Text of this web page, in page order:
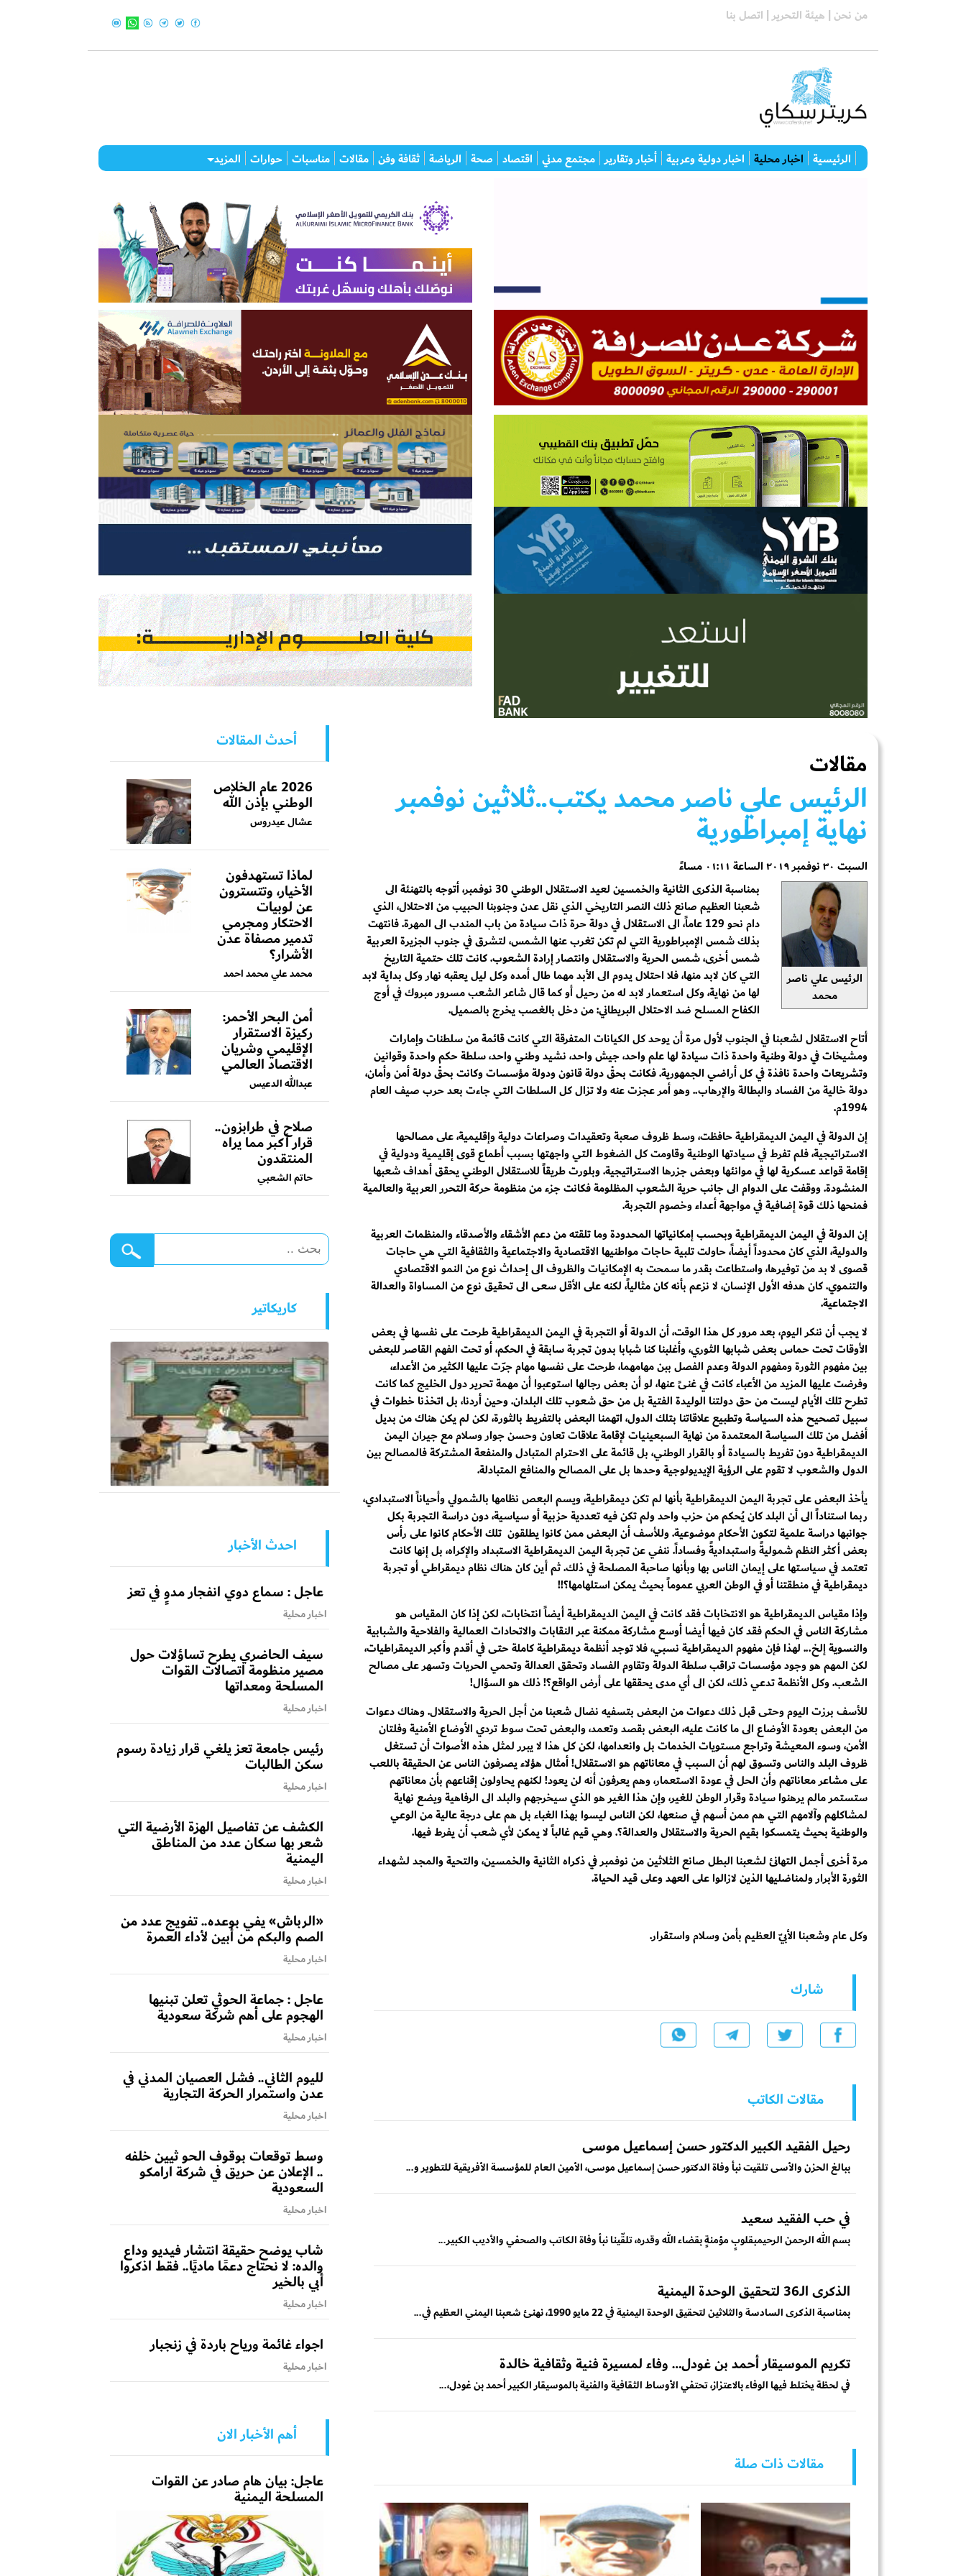
من نحن | هيئة التحرير | اتصل بنا
الرئيسية اخبار محلية اخبار دولية وعربية أخبار وتقارير مجتمع مدني اقتصاد صحة الرياضة ثقافة وفن مقالات مناسبات حوارات المزيد
مقالات
الرئيس علي ناصر محمد يكتب..ثلاثين نوفمبر
نهاية إمبراطورية
السبت ٣٠ نوفمبر ٢٠١٩ الساعة ٠١:١١ مساءً
الرئيس علي ناصر
محمد
بمناسبة الذكرى الثانية والخمسين لعيد الاستقلال الوطني 30 نوفمبر، أتوجه بالتهنئة الى
شعبنا العظيم صانع ذلك النصر التاريخي الذي نقل عدن وجنوبنا الحبيب من الاحتلال، الذي
دام نحو 129 عاماً، الى الاستقلال في دولة حرة ذات سيادة من باب المندب الى المهرة. فانتهت
بذلك شمس الإمبراطورية التي لم تكن تغرب عنها الشمس، لتشرق في جنوب الجزيرة العربية
شمس أخرى، شمس الحرية والاستقلال وانتصار إرادة الشعوب. كانت تلك حتمية التاريخ
التي كان لابد منها، فلا احتلال يدوم الى الأبد مهما طال أمده وكل ليل يعقبه نهار وكل بداية لابد
لها من نهاية، وكل استعمار لابد له من رحيل أو كما قال شاعر الشعب مسرور مبروك في أوج
الكفاح المسلح ضد الاحتلال البريطاني: من دخل بالغصب يخرج بالصميل.
أتاح الاستقلال لشعبنا في الجنوب لأول مرة أن يوحد كل الكيانات المتفرقة التي كانت قائمة من سلطنات وإمارات
ومشيخات في دولة وطنية واحدة ذات سيادة لها علم واحد، جيش واحد، نشيد وطني واحد، سلطة حكم واحدة وقوانين
وتشريعات واحدة نافذة في كل أراضي الجمهورية. فكانت بحقْ دولة قانون ودولة مؤسسات وكانت بحقْ دولة أمن وأمان،
دولة خالية من الفساد والبطالة والإرهاب.. وهو أمر عجزت عنه ولا تزال كل السلطات التي جاءت بعد حرب صيف العام
1994م.
إن الدولة في اليمن الديمقراطية حافظت، وسط ظروف صعبة وتعقيدات وصراعات دولية وإقليمية، على مصالحها
الاستراتيجية، فلم تفرط في سيادتها الوطنية وقاومت كل الضغوط التي واجهتها بسبب أطماع قوى إقليمية ودولية في
إقامة قواعد عسكرية لها في موانئها وبعض جزرها الاستراتيجية. وبلورت طريقاً للاستقلال الوطني يحقق أهداف شعبها
المنشودة. ووقفت على الدوام الى جانب حرية الشعوب المظلومة فكانت جزء من منظومة حركة التحرر العربية والعالمية
فمنحها ذلك قوة إضافية في مواجهة أعداء وخصوم التجربة.
إن الدولة في اليمن الديمقراطية وبحسب إمكانياتها المحدودة وما تلقته من دعم الأشقاء والأصدقاء والمنظمات العربية
والدولية، الذي كان محدوداً أيضاً، حاولت تلبية حاجات مواطنيها الاقتصادية والاجتماعية والثقافية التي هي حاجات
قصوى لا بد من توفيرها، واستطاعت بقدر ما سمحت به الإمكانيات والظروف الى إحداث نوع من النمو الاقتصادي
والتنموي. كان هدفه الأول الإنسان، لا نزعم بأنه كان مثالياً، لكنه على الأقل سعى الى تحقيق نوع من المساواة والعدالة
الاجتماعية.
لا يجب أن ننكر اليوم، بعد مرور كل هذا الوقت، أن الدولة أو التجربة في اليمن الديمقراطية طرحت على نفسها في بعض
الأوقات تحت حماس بعض شبابها الثوري، وأغلبنا كنا شبابا بدون تجربة سابقة في الحكم، أو تحت الفهم القاصر للبعض
بين مفهوم الثورة ومفهوم الدولة وعدم الفصل ببن مهامهما، طرحت على نفسها مهام جرّت عليها الكثير من الأعداء،
وفرضت عليها المزيد من الأعباء كانت في غنىً عنها، لو أن بعض رجالها استوعبوا أن مهمة تحرير دول الخليج كما كانت
تطرح تلك الأيام ليست من حق دولتنا الوليدة الفتية بل من حق شعوب تلك البلدان. وحين أردنا، بل اتخذنا خطوات في
سبيل تصحيح هذه السياسة وتطبيع علاقاتنا بتلك الدول، اتهمنا البعض بالتفريط بالثورة، لكن لم يكن هناك من بديل
أفضل من تلك السياسة المعتمدة من نهاية السبعينيات لإقامة علاقات تعاون وحسن جوار وسلام مع جيران اليمن
الديمقراطية دون تفريط بالسيادة أو بالقرار الوطني، بل قائمة على الاحترام المتبادل والمنفعة المشتركة فالمصالح بين
الدول والشعوب لا تقوم على الرؤية الإيديولوجية وحدها بل على المصالح والمنافع المتبادلة.
يأخذ البعض على تجربة اليمن الديمقراطية بأنها لم تكن ديمقراطية، ويسم البعص نظامها بالشمولي وأحياناً الاستبدادي،
ربما استناداً الى أن البلد كان يُحكم من حزب واحد ولم تكن فيه تعددية حزبية أو سياسية، دون دراسة التجربة بكل
جوانبها دراسة علمية لتكون الأحكام موضوعية. وللأسف أن البعض ممن كانوا يطلقون تلك الأحكام كانوا على رأس
بعض أكثر النظم شموليةً واستبداديةً وفساداً. ننفي عن تجربة اليمن الديمقراطية الاستبداد والإكراه، بل إنها كانت
تعتمد في سياستها على إيمان الناس بها وبأنها صاحبة المصلحة في ذلك. ثم أين كان هناك نظام ديمقراطي أو تجربة
ديمقراطية في منطقتنا أو في الوطن العربي عموماً بحيث يمكن استلهامها؟!!
وإذا مقياس الديمقراطية هو الانتخابات فقد كانت في اليمن الديمقراطية أيضاً انتخابات، لكن إذا كان المقياس هو
مشاركة الناس في الحكم فقد كان فيها أيضا أوسع مشاركة ممكنة عبر النقابات والاتحادات العمالية والفلاحية والشبابية
والنسوية إلخ... لهذا فإن مفهوم الديمقراطية نسبي، فلا توجد أنظمة ديمقراطية كاملة حتى في أقدم وأكبر الديمقراطيات،
لكن المهم هو وجود مؤسسات تراقب سلطة الدولة وتقاوم الفساد وتحقق العدالة وتحمي الحريات وتسهر على مصالح
الشعب. وكل الأنظمة تدعي ذلك، لكن الى أي مدى يحققها على أرض الواقع؟! ذلك هو السؤال!
للأسف برزت اليوم وحتى قبل ذلك دعوات من البعض بتسفيه نضال شعبنا من أجل الحرية والاستقلال. وهناك دعوات
من البعض بعودة الأوضاع الى ما كانت عليه، البعض بقصد وتعمد، والبعض تحت سوط تردي الأوضاع الأمنية وفلتان
الأمن، وسوء المعيشة وتراجع مستويات الخدمات بل وانعدامها، لكن كل هذا لا يبرر لمثل هذه الأصوات أن تستغل
ظروف البلد والناس وتسوق لهم أن السبب في معاناتهم هو الاستقلال! أمثال هؤلاء يصرفون الناس عن الحقيقة باللعب
على مشاعر معاناتهم وأن الحل في عودة الاستعمار، وهم يعرفون أنه لن يعود! لكنهم يحاولون إقناعهم بأن معاناتهم
ستستمر مالم يرهنوا سيادة وقرار الوطن للغير، وإن هذا الغير هو الذي سيخرجهم والبلد الى الرفاهية ويضع نهاية
لمشاكلهم وآلامهم التي هم ممن أسهم في صنعها، لكن الناس ليسوا بهذا الغباء بل هم على درجة عالية من الوعي
والوطنية بحيث يتمسكوا بقيم الحرية والاستقلال والعدالة؟. وهي قيم غالباً لا يمكن لأي شعب أن يفرط فيها.
مرة أخرى أجمل التهانئ لشعبنا البطل صانع الثلاثين من نوفمبر في ذكراه الثانية والخمسين، والتحية والمجد لشهداء
الثورة الأبرار ولمناضليها الذين لازالوا على العهد وعلى قيد الحياة.
وكل عام وشعبنا الأبيّ العظيم بأمن وسلام واستقرار.
شارك
مقالات الكاتب
رحيل الفقيد الكبير الدكتور حسن إسماعيل موسى
ببالغ الحزن والأسى تلقيت نبأ وفاة الدكتور حسن إسماعيل موسى، الأمين العام للمؤسسة الأفريقية للتطوير و...
في حب الفقيد سعيد
بسم الله الرحمن الرحيمبقلوبٍ مؤمنةٍ بقضاء الله وقدره، تلقّينا نبأ وفاة الكاتب والصحفي والأديب الكبير...
الذكرى الـ36 لتحقيق الوحدة اليمنية
بمناسبة الذكرى السادسة والثلاثين لتحقيق الوحدة اليمنية في 22 مايو 1990، نهنئ شعبنا اليمني العظيم في...
تكريم الموسيقار أحمد بن غودل… وفاء لمسيرة فنية وثقافية خالدة
في لحظة يختلط فيها الوفاء بالاعتزاز، تحتفي الأوساط الثقافية والفنية بالموسيقار الكبير أحمد بن غودل،...
مقالات ذات صلة
أحدث المقالات
2026 عام الخلاص
الوطني بإذن الله
عشال عيدروس
لماذا تستهدفون
الأخيار، وتتسترون
عن لوبيات
الاحتكار ومجرمي
تدمير مصفاة عدن
الأشرار؟
محمد علي محمد احمد
أمن البحر الأحمر:
ركيزة الاستقرار
الإقليمي وشريان
الاقتصاد العالمي
عبدالله الدعيس
صلاح في طرابزون..
قرار أكبر مما يراه
المنتقدون
حاتم الشعبي
كاريكاتير
احدث الأخبار
عاجل : سماع دوي انفجار مدوٍ في تعز
اخبار محلية
سيف الحاضري يطرح تساؤلات حول
مصير منظومة اتصالات القوات
المسلحة ومعداتها
اخبار محلية
رئيس جامعة تعز يلغي قرار زيادة رسوم
سكن الطالبات
اخبار محلية
الكشف عن تفاصيل الهزة الأرضية التي
شعر بها سكان عدد من المناطق
اليمنية
اخبار محلية
«الرباش» يفي بوعده.. تفويج عدد من
الصم والبكم من أبين لأداء العمرة
اخبار محلية
عاجل : جماعة الحوثي تعلن تبنيها
الهجوم على أهم شركة سعودية
اخبار محلية
لليوم الثاني.. فشل العصيان المدني في
عدن واستمرار الحركة التجارية
اخبار محلية
وسط توقعات بوقوف الحو ثيين خلفه
.. الإعلان عن حريق في شركة ارامكو
السعودية
اخبار محلية
شاب يوضح حقيقة انتشار فيديو وداع
والده: لا نحتاج دعمًا ماديًا.. فقط اذكروا
أبي بالخير
اخبار محلية
اجواء غائمة ورياح باردة في زنجبار
اخبار محلية
أهم الأخبار الان
عاجل: بيان هام صادر عن القوات
المسلحة اليمنية